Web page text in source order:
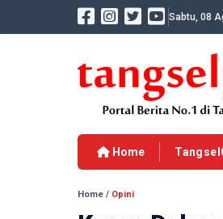
Sabtu, 08
Home
Home / Opini